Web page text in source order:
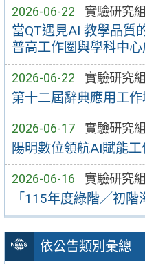
2026-06-22 實驗研究組
當QT遇見AI 教學品質
普高工作圈與學科中
2026-06-22 實驗研究組
第十二屆辭典應用工作
2026-06-17 實驗研究組
陽明數位領航AI賦能工
2026-06-16 實驗研究組
「115年度綠階／初階
依公告類別彙總